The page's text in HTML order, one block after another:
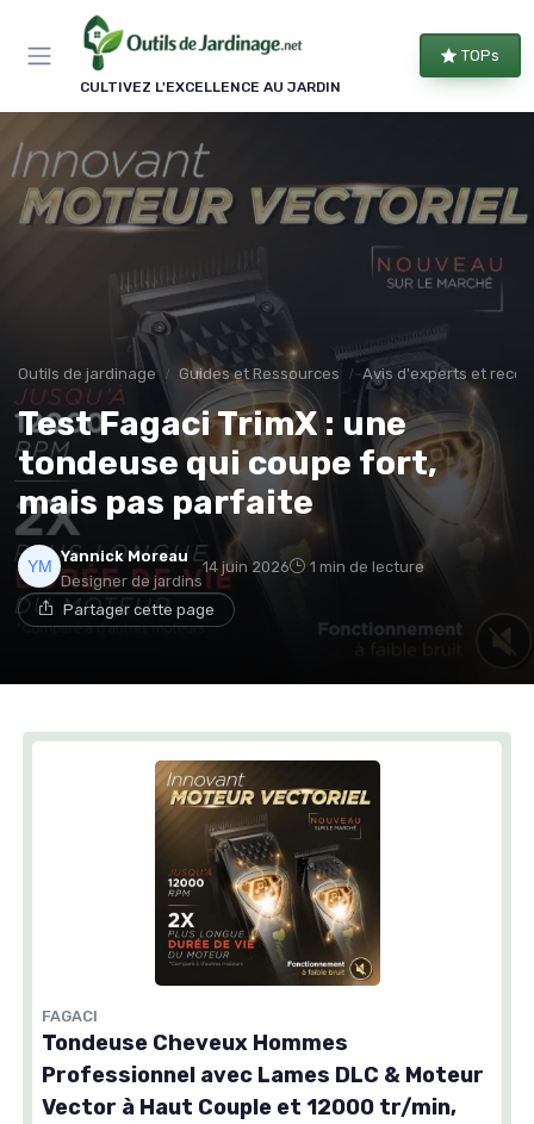
CULTIVEZ L'EXCELLENCE AU JARDIN
TOPs
Outils de jardinage Guides et Ressources Avis d'experts et
Test Fagaci TrimX : une
tondeuse qui coupe fort,
mais pas parfaite
Yannick Moreau
Designer de jardins
14 juin 2026 1 min de lecture
Partager cette page
FAGACI
Tondeuse Cheveux Hommes
Professionnel avec Lames DLC & Moteur
Vector à Haut Couple et 12000 tr/min,
Panneau de gestion des cookies